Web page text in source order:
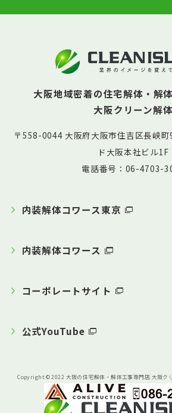
大阪地域密着の住宅解体・解
大阪クリーン解体
〒558-0044 大阪府大阪市住吉区長峡
ド大阪本社ビル1F
電話番号：06-4703-
内装解体コワース東京
内装解体コワース
コーポレートサイト
公式YouTube
Copyright © 2022 大阪の住宅解体・解体工事専門店 大阪ク